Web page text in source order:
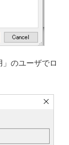
のユーザでロ